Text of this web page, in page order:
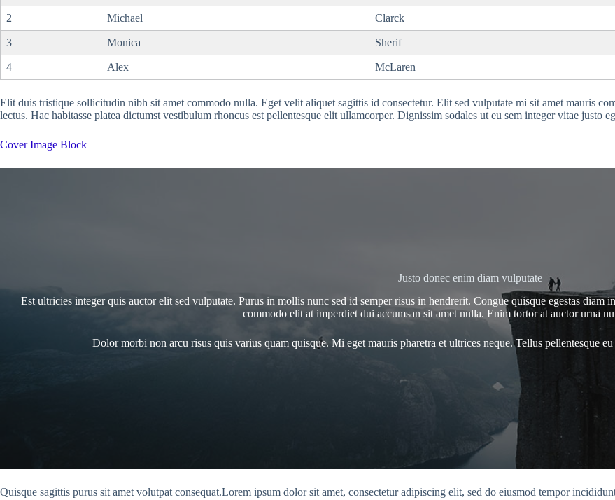
2 Michael Clarck
3 Monica Sherif
4 Alex McLaren
Elit duis tristique sollicitudin nibh sit amet commodo nulla. Eget velit aliquet sagittis id consectetur. Elit sed vulputate mi sit amet mauris
lectus. Hac habitasse platea dictumst vestibulum rhoncus est pellentesque elit ullamcorper. Dignissim sodales ut eu sem integer vitae justo
Cover Image Block
Justo donec enim diam vulputate
Est ultricies integer quis auctor elit sed vulputate. Purus in mollis nunc sed id semper risus in hendrerit. Congue quisque egestas
commodo elit at imperdiet dui accumsan sit amet nulla. Enim tortor at auctor urna
Dolor morbi non arcu risus quis varius quam quisque. Mi eget mauris pharetra et ultrices neque. Tellus pellentesque
Quisque sagittis purus sit amet volutpat consequat.Lorem ipsum dolor sit amet, consectetur adipiscing elit, sed do eiusmod tempor